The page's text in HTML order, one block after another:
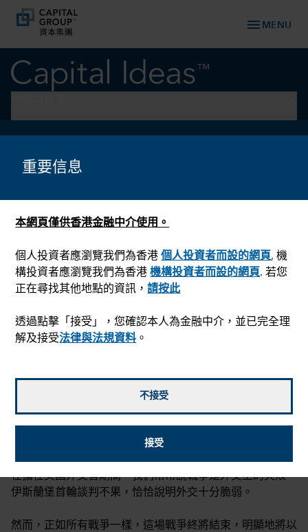
重要信息
本網頁僅供香港金融中介使用。
個人投資者應瀏覽我們為香港個人投資者而設的網頁, 機
構投資者應瀏覽我們為香港機構投資者而設的網頁. 若您
正在尋找其他地點的資訊， 請按此
透過點擊「接受」，您確認本人為金融中介，並已完全理
解及接受法律與法規資料 。
不接受
接受
menu MENU
伊朗戰爭的四個持久影響
2026年4月17日
在擔任美國外交官期間，我們常常說戰爭是外交上的失敗。
伊斯蘭堡首輪談判不果，恰恰說明外交十分脆弱。
然而，正如所有戰爭一樣，這場戰爭終將結束，明顯地將以